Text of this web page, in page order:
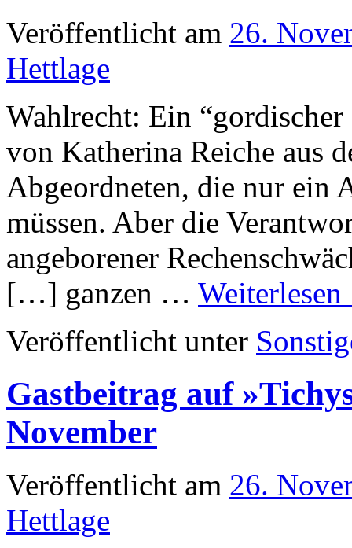
Veröffentlicht am 26.
Hettlage
Wahlrecht: Ein
von Katherina Reiche aus
Abgeordneten, die nur ein
müssen. Aber die
angeborener
[…] ganzen … Weiterlesen
Veröffentlicht unter
Gastbeitrag auf
November
Veröffentlicht am 26.
Hettlage